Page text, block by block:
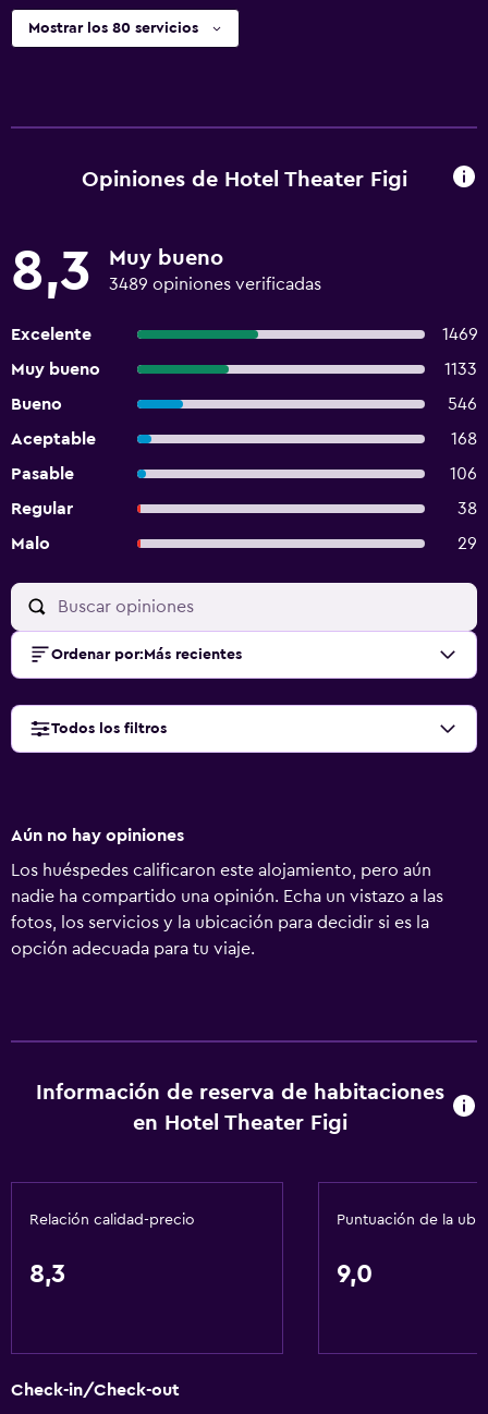
Mostrar los 80 servicios
Opiniones de Hotel Theater Figi
8,3 Muy bueno
3489 opiniones verificadas
Excelente
1469
Muy bueno
1133
Bueno
546
Aceptable
168
Pasable
106
Regular
38
Malo
29
Ordenar por: Más recientes
Todos los filtros
Aún no hay opiniones
Los huéspedes calificaron este alojamiento, pero aún
nadie ha compartido una opinión. Echa un vistazo a las
fotos, los servicios y la ubicación para decidir si es la
opción adecuada para tu viaje.
Información de reserva de habitaciones
en Hotel Theater Figi
Relación calidad-precio
8,3
Puntuación de la
9,0
Check-in/Check-out